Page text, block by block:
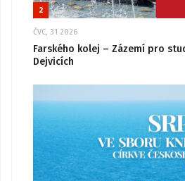
2
ČVC, 31 2026
Farského kolej – Zázemí pro
Dejvicích